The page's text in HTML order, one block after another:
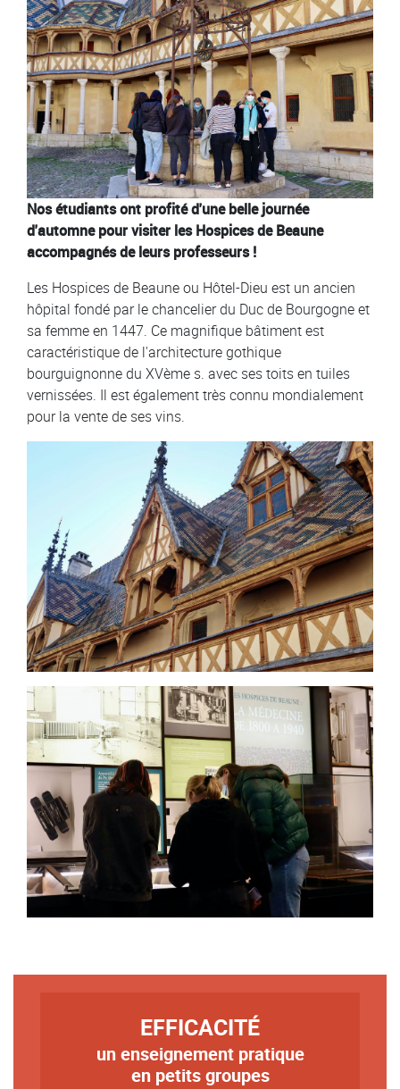
Nos étudiants ont profité d'une belle journée
d'automne pour visiter les Hospices de Beaune
accompagnés de leurs professeurs !
Les Hospices de Beaune ou Hôtel-Dieu est un ancien
hôpital fondé par le chancelier du Duc de Bourgogne et
sa femme en 1447. Ce magnifique bâtiment est
caractéristique de l'architecture gothique
bourguignonne du XVème s. avec ses toits en tuiles
vernissées. Il est également très connu mondialement
pour la vente de ses vins.
EFFICACITÉ
un enseignement pratique
en petits groupes